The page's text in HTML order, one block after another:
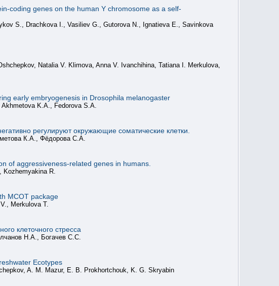
coding genes on the human Y chromosome as a self-
S., Drachkova I., Vasiliev G., Gutorova N., Ignatieva E., Savinkova
Natalia V. Klimova, Anna V. Ivanchihina, Tatiana I. Merkulova,
early embryogenesis in Drosophila melanogaster
K.A., Fedorova S.A.
регулируют окружающие соматические клетки.
К.А., Фёдорова С.А.
of aggressiveness-related genes in humans.
Kozhemyakina R.
MCOT package
Merkulova T.
клеточного стресса
Н.А., Богачев С.С.
Ecotypes
A. M. Mazur, E. B. Prokhortchouk, K. G. Skryabin